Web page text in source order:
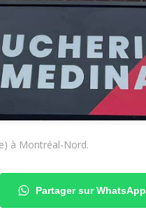
à Montréal-Nord.
Partager sur WhatsApp